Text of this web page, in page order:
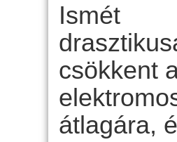
Ismét
csökkent
átlagára,